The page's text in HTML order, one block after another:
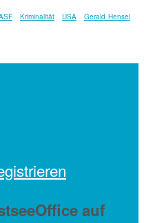
Kriminalität USA Gerald Hensel
auf